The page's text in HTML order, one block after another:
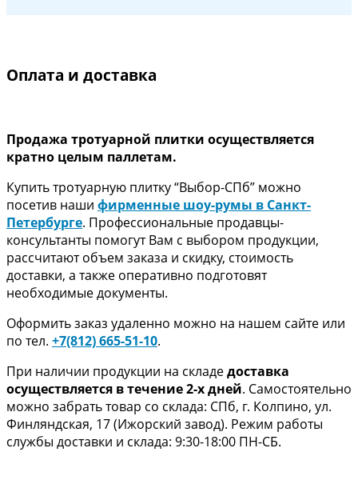
Оплата и доставка
Продажа тротуарной плитки осуществляется
кратно целым паллетам.
Купить тротуарную плитку “Выбор-СПб” можно
посетив наши фирменные шоу-румы в Санкт-
Петербурге. Профессиональные продавцы-
консультанты помогут Вам с выбором продукции,
рассчитают объем заказа и скидку, стоимость
доставки, а также оперативно подготовят
необходимые документы.
Оформить заказ удаленно можно на нашем сайте или
по тел. +7(812) 665-51-10.
При наличии продукции на складедоставка
осуществляется в течение 2-х дней. Самостоятельно
можно забрать товар со склада: СПб, г. Колпино, ул.
Финляндская, 17 (Ижорский завод). Режим работы
службы доставки и склада: 9:30-18:00 ПН-СБ.